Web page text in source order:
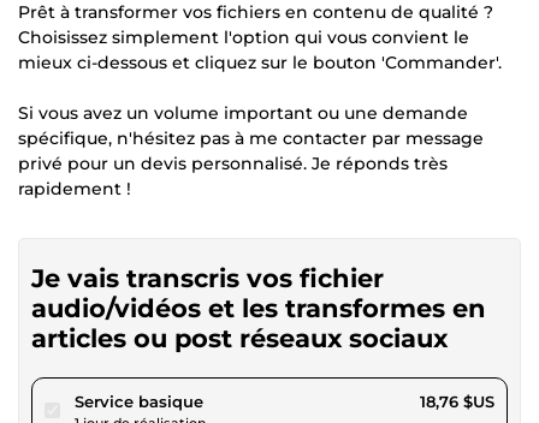
Prêt à transformer vos fichiers en contenu de qualité ?
Choisissez simplement l'option qui vous convient le
mieux ci-dessous et cliquez sur le bouton 'Commander'.
Si vous avez un volume important ou une demande
spécifique, n'hésitez pas à me contacter par message
privé pour un devis personnalisé. Je réponds très
rapidement !
Je vais transcris vos fichier
audio/vidéos et les transformes en
articles ou post réseaux sociaux
Service basiquepour 17,28 $US 18,76 $US